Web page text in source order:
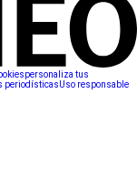
personaliza tus
periodísticasUso responsable